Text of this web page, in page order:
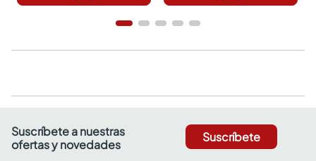
Suscríbete a nuestras
ofertas y novedades
Suscríbete